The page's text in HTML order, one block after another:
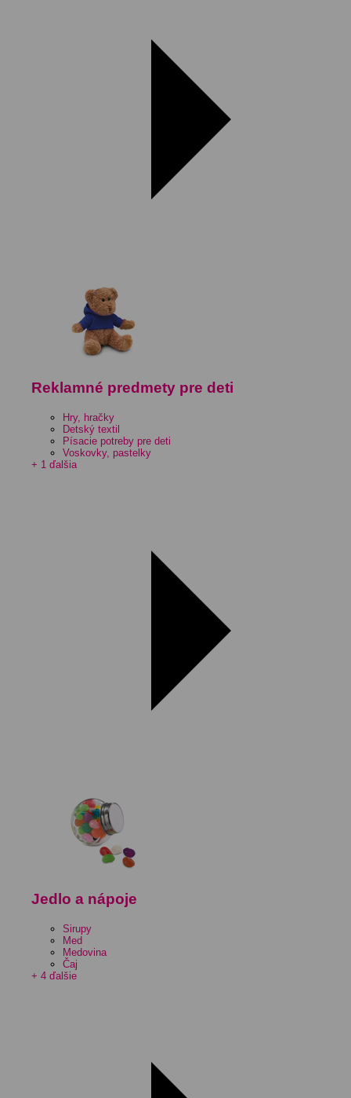
Reklamné predmety pre deti
Hry, hračky
Detský textil
Písacie potreby pre deti
Voskovky, pastelky
+ 1 ďalšia
Jedlo a nápoje
Sirupy
Med
Medovina
Čaj
+ 4 ďalšie